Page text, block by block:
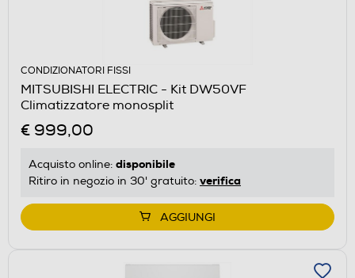
CONDIZIONATORI FISSI
MITSUBISHI ELECTRIC - Kit DW50VF
Climatizzatore monosplit
€ 999,00
Acquisto online: disponibile
Ritiro in negozio in 30' gratuito: verifica
AGGIUNGI